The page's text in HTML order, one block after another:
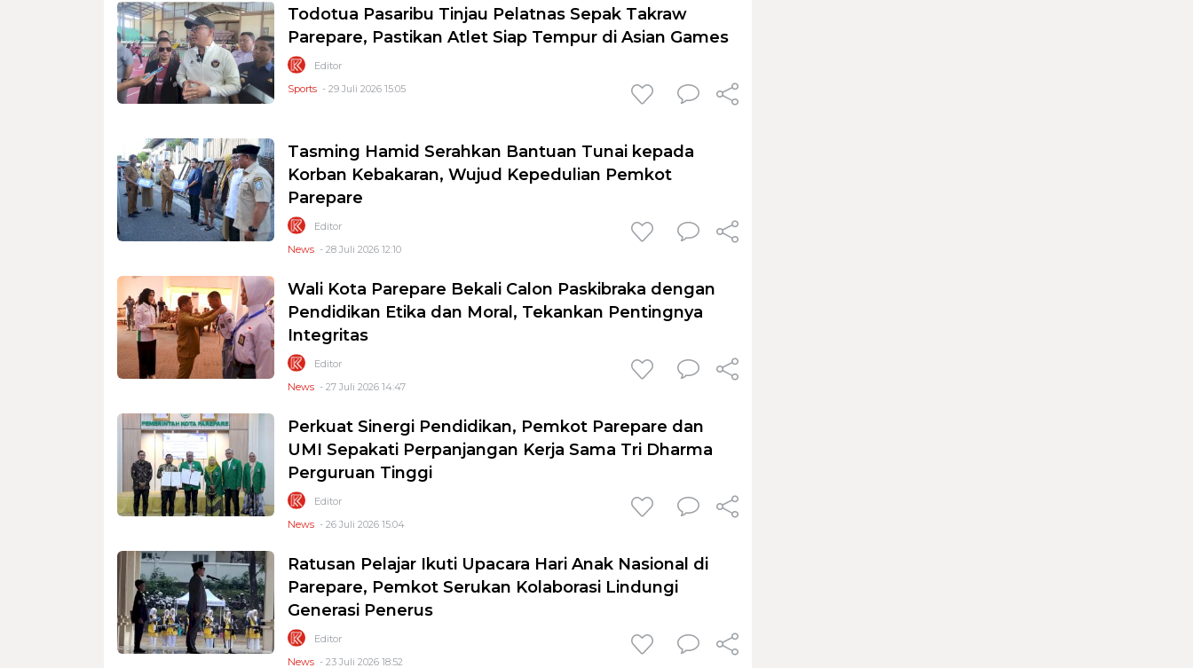
Todotua Pasaribu Tinjau Pelatnas Sepak Takraw
Parepare, Pastikan Atlet Siap Tempur di Asian Games
Editor
Sports - 29 Juli 2026 15:05
Tasming Hamid Serahkan Bantuan Tunai kepada
Korban Kebakaran, Wujud Kepedulian Pemkot
Parepare
Editor
News - 28 Juli 2026 12:10
Wali Kota Parepare Bekali Calon Paskibraka dengan
Pendidikan Etika dan Moral, Tekankan Pentingnya
Integritas
Editor
News - 27 Juli 2026 14:47
Perkuat Sinergi Pendidikan, Pemkot Parepare dan
UMI Sepakati Perpanjangan Kerja Sama Tri Dharma
Perguruan Tinggi
Editor
News - 26 Juli 2026 15:04
Ratusan Pelajar Ikuti Upacara Hari Anak Nasional di
Parepare, Pemkot Serukan Kolaborasi Lindungi
Generasi Penerus
Editor
News - 23 Juli 2026 18:52